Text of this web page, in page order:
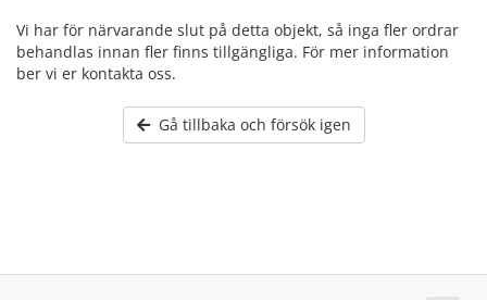
Vi har för närvarande slut på detta objekt, så inga fler ordrar
behandlas innan fler finns tillgängliga. För mer information
ber vi er kontakta oss.
Gå tillbaka och försök igen